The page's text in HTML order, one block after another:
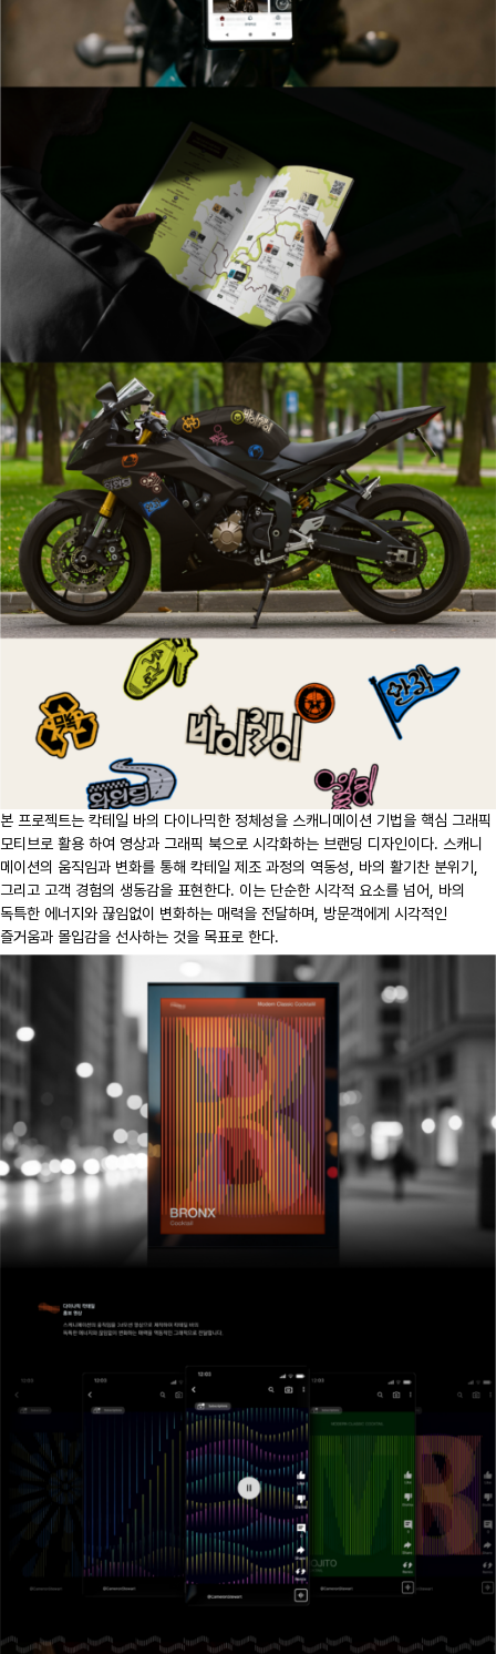
본 프로젝트는 칵테일 바의 다이나믹한 정체성을 스캐니메이션 기법을 핵심 그래픽
모티브로 활용 하여 영상과 그래픽 북으로 시각화하는 브랜딩 디자인이다. 스캐니
메이션의 움직임과 변화를 통해 칵테일 제조 과정의 역동성, 바의 활기찬 분위기,
그리고 고객 경험의 생동감을 표현한다. 이는 단순한 시각적 요소를 넘어, 바의
독특한 에너지와 끊임없이 변화하는 매력을 전달하며, 방문객에게 시각적인
즐거움과 몰입감을 선사하는 것을 목표로 한다.